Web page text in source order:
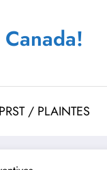
/ PLAINTES